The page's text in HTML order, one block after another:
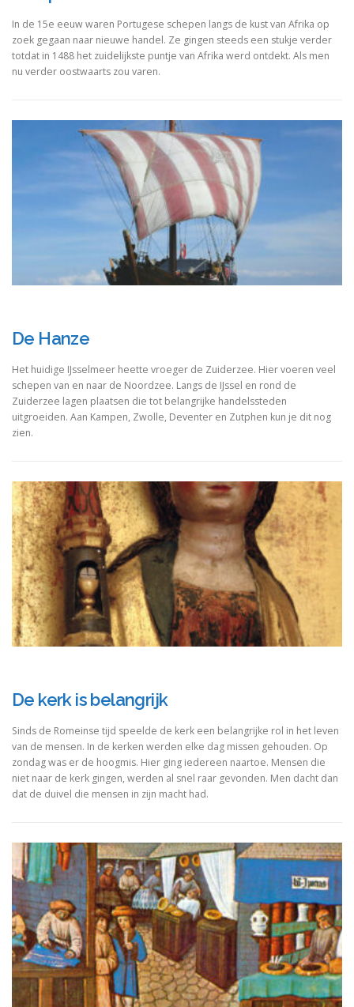
In de 15e eeuw waren Portugese schepen langs de kust van Afrika op
zoek gegaan naar nieuwe handel. Ze gingen steeds een stukje verder
totdat in 1488 het zuidelijkste puntje van Afrika werd ontdekt. Als men
nu verder oostwaarts zou varen.
De Hanze
Het huidige IJsselmeer heette vroeger de Zuiderzee. Hier voeren veel
schepen van en naar de Noordzee. Langs de IJssel en rond de
Zuiderzee lagen plaatsen die tot belangrijke handelssteden
uitgroeiden. Aan Kampen, Zwolle, Deventer en Zutphen kun je dit nog
zien.
De kerk is belangrijk
Sinds de Romeinse tijd speelde de kerk een belangrijke rol in het leven
van de mensen. In de kerken werden elke dag missen gehouden. Op
zondag was er de hoogmis. Hier ging iedereen naartoe. Mensen die
niet naar de kerk gingen, werden al snel raar gevonden. Men dacht dan
dat de duivel die mensen in zijn macht had.